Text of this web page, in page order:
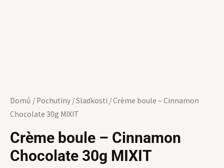
Domů / Pochutiny /Sladkosti / Crème boule – Cinnamon
Chocolate 30g MIXIT
Crème boule – Cinnamon
Chocolate 30g MIXIT